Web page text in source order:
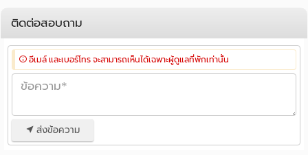
ติดต่อสอบถาม
อีเมล์ และเบอร์โทร จะสามารถเห็นได้เฉพาะผู้ดูแลที่พักเท่านั้น
ส่งข้อความ